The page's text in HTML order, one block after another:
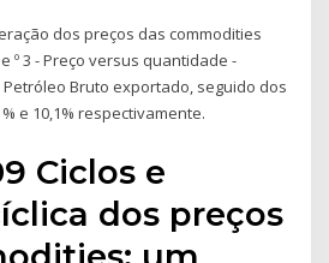
dos preços das commodities
º 3 - Preço versus quantidade -
Bruto exportado, seguido dos
e 10,1% respectivamente.
Ciclos e
dos preços